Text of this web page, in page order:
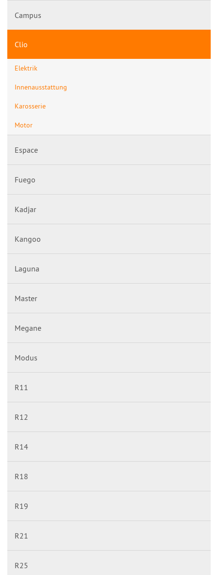
Campus
Clio
Elektrik
Innenausstattung
Karosserie
Motor
Espace
Fuego
Kadjar
Kangoo
Laguna
Master
Megane
Modus
R11
R12
R14
R18
R19
R21
R25